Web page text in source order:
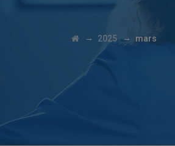
→ 2025 → mars